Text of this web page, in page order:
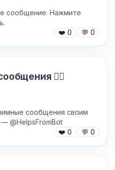
сообщение. Нажмите
❤️ 0 💬 0
❤️‍🔥
сообщения своим
@HelpsFromBot
❤️ 0 💬 0